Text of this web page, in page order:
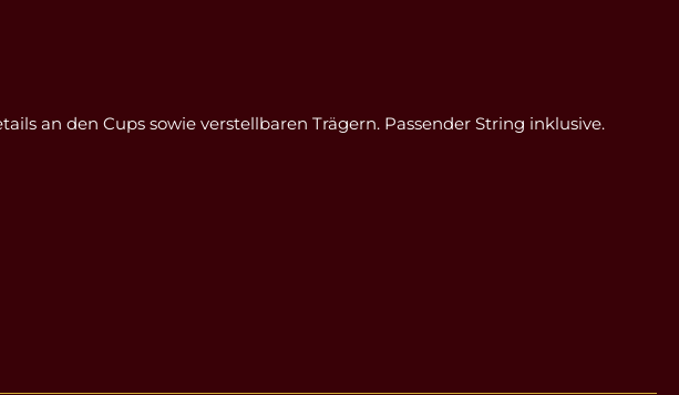
an den Cups sowie verstellbaren Trägern. Passender String inklusive.